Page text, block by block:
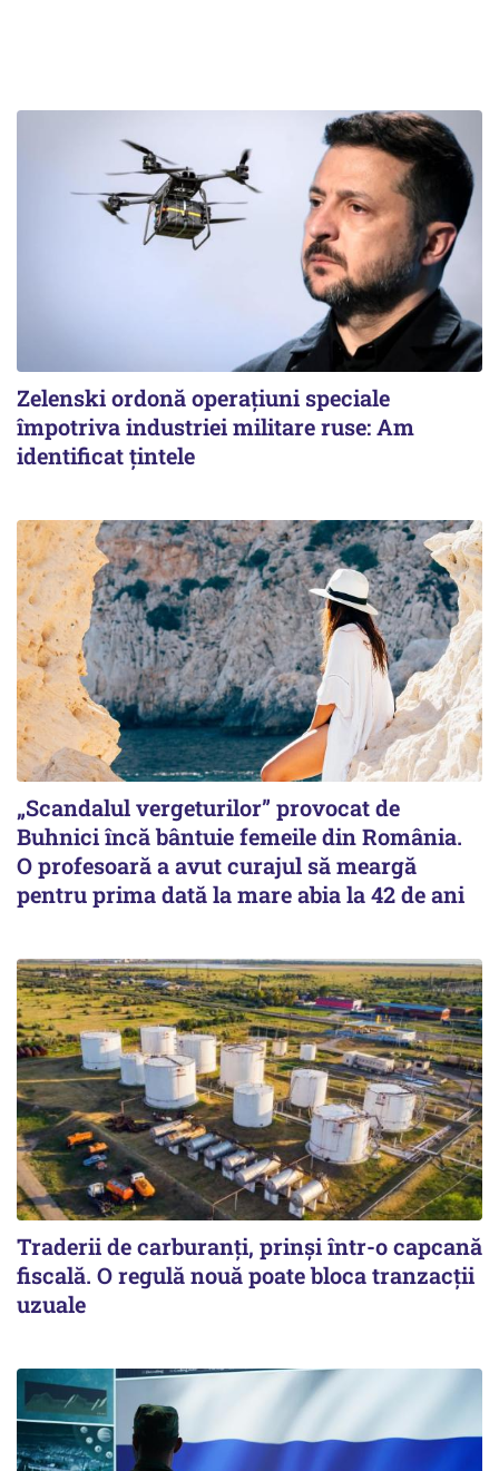
Zelenski ordonă operațiuni speciale
împotriva industriei militare ruse: Am
identificat țintele
„Scandalul vergeturilor” provocat de
Buhnici încă bântuie femeile din România.
O profesoară a avut curajul să meargă
pentru prima dată la mare abia la 42 de ani
Traderii de carburanți, prinși într-o capcană
fiscală. O regulă nouă poate bloca tranzacții
uzuale